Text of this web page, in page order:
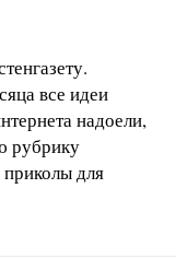
все идеи
надоели,
рубрику
для